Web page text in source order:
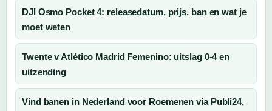
DJI Osmo Pocket 4: releasedatum, prijs, ban en wat je
moet weten
Twente v Atlético Madrid Femenino: uitslag 0-4 en
uitzending
Vind banen in Nederland voor Roemenen via Publi24,